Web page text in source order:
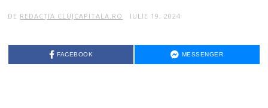
DE REDACȚIA CLUJCAPITALA.RO IULIE 19, 2024
FACEBOOK MESSENGER